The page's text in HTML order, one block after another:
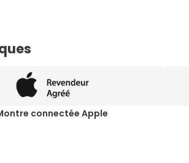
connectée Apple